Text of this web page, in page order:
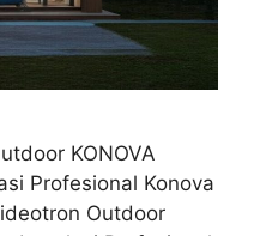
KONOVA
Profesional Konova
Outdoor